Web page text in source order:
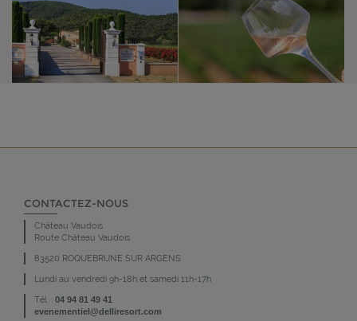
CONTACTEZ-NOUS
Château Vaudois
Route Château Vaudois
83520 ROQUEBRUNE SUR ARGENS
Lundi au vendredi 9h-18h et samedi 11h-17h
Tél. : 04 94 81 49 41
evenementiel@delliresort.com